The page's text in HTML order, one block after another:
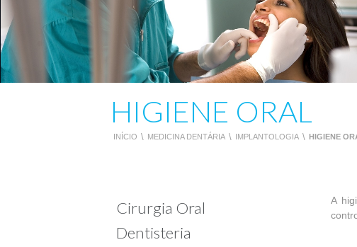
HIGIENE ORAL
INÍCIO \ MEDICINA DENTÁRIA \ IMPLANTOLOGIA \ HIGIENE
Cirurgia Oral
Dentisteria
A